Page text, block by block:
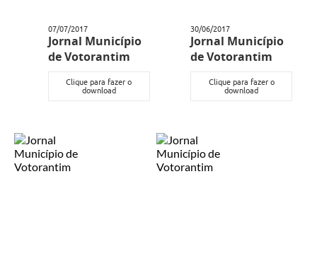
07/07/2017
Jornal Município
de Votorantim
Clique para fazer o
download
30/06/2017
Jornal Município
de Votorantim
Clique para fazer o
download